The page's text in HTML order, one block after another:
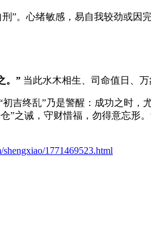
”。心绪敏感，易自我较劲或因
。” 当此水木相生、司命值日、
吉终乱”乃是警醒：成功之时，
”之诫，守财惜福，勿得意忘形。
1771469523.html